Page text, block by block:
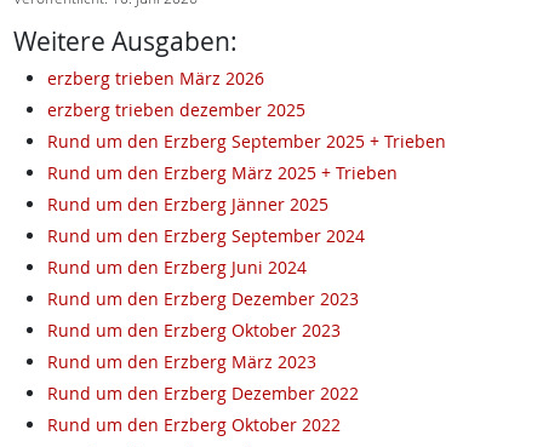
Weitere Ausgaben:
erzberg trieben März 2026
erzberg trieben dezember 2025
Rund um den Erzberg September 2025 + Trieben
Rund um den Erzberg März 2025 + Trieben
Rund um den Erzberg Jänner 2025
Rund um den Erzberg September 2024
Rund um den Erzberg Juni 2024
Rund um den Erzberg Dezember 2023
Rund um den Erzberg Oktober 2023
Rund um den Erzberg März 2023
Rund um den Erzberg Dezember 2022
Rund um den Erzberg Oktober 2022